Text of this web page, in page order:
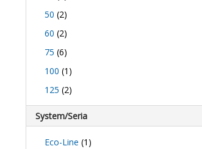
50 (2)
60 (2)
75 (6)
100 (1)
125 (2)
System/Seria
Eco-Line (1)